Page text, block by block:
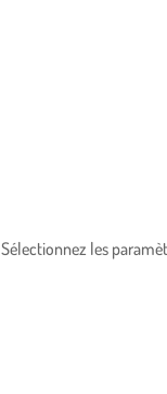
Sélectionnez les